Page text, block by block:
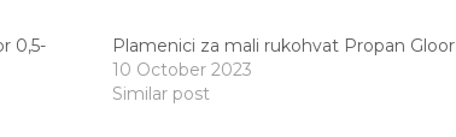
0,5-
Plamenici za mali rukohvat Propan Gloor
10 October 2023
Similar post